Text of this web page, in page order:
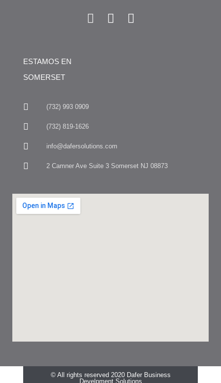
ESTAMOS EN
SOMERSET
(732) 993 0909
(732) 819-1626
info@dafersolutions.com
2 Camner Ave Suite 3 Somerset NJ 08873
© All rights reserved 2020 Dafer Business
Develpment Solutions